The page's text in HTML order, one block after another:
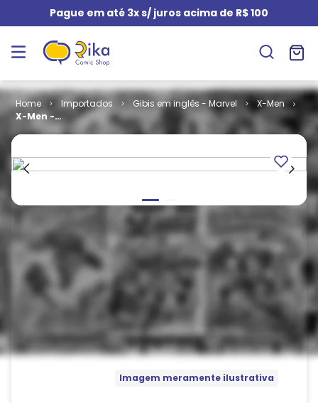
Pague em até 3x s/ juros acima de R$ 100
Importados Gibis em inglês - Marvel
X-Men
X-Men -
Volume 1 # 23
Imagem meramente ilustrativa